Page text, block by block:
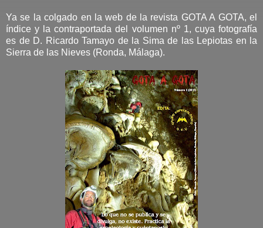
Ya se la colgado en la web de la revista GOTA A GOTA, el
índice y la contraportada del volumen nº 1, cuya fotografía
es de D. Ricardo Tamayo de la Sima de las Lepiotas en la
Sierra de las Nieves (Ronda, Málaga).